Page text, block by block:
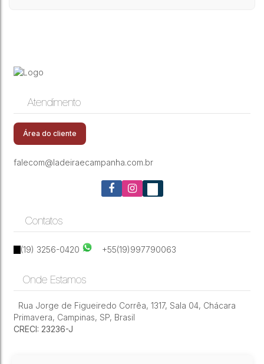
Casas Triplex Club House Taquaral
CEP: 13087-070
Taquaral ,Campinas,São Paulo,Brasil
Atendimento
Área do cliente
falecom@ladeiraecampanha.com.br
Contatos
(19) 3256-0420 +55(19)997790063
Onde Estamos
Rua Jorge de Figueiredo Corrêa, 1317, Sala 04, Chácara
Primavera, Campinas, SP, Brasil
CRECI: 23236-J